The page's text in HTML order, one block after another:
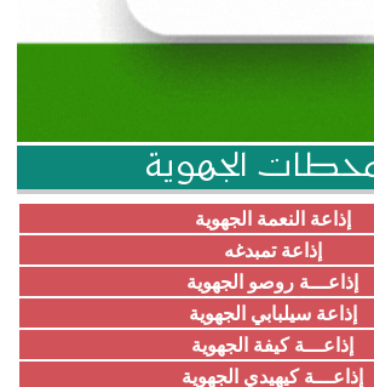
الجهوية
إذاعة النعمة الجهوية
إذاعة تمبدغه
إذاعـــة روصو الجهوية
إذاعة سيلبابي الجهوية
إذاعـــة كيفة الجهوية
إذاعـــة كيهيدي الجهوية